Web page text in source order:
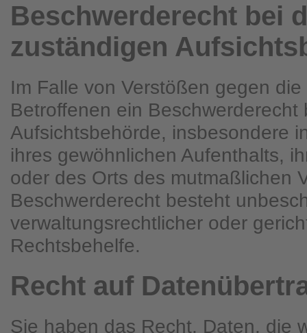
Beschwerde­recht bei
zuständigen
Im Falle von Verstößen gegen
Betroffenen ein Beschwerderecht
Aufsichtsbehörde, insbesondere
ihres gewöhnlichen Aufenthalts,
oder des Orts des mutmaßlichen
Beschwerderecht besteht
verwaltungsrechtlicher oder
Rechtsbehelfe.
Recht auf
Sie haben das Recht, Daten, die